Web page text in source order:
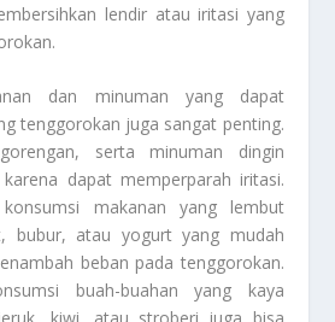
lendir atau iritasi yang
dan minuman yang dapat
tenggorokan juga sangat penting.
serta minuman dingin
dapat memperparah iritasi.
makanan yang lembut
bubur, atau yogurt yang mudah
beban pada tenggorokan.
buah-buahan yang kaya